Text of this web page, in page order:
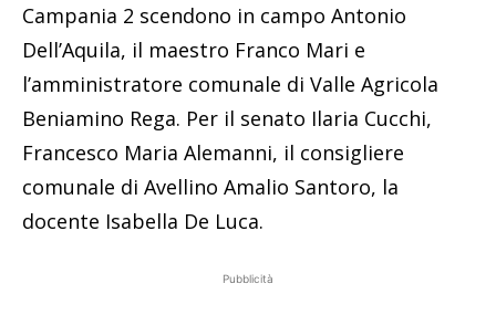
Campania 2 scendono in campo Antonio
Dell’Aquila, il maestro Franco Mari e
l’amministratore comunale di Valle Agricola
Beniamino Rega. Per il senato Ilaria Cucchi,
Francesco Maria Alemanni, il consigliere
comunale di Avellino Amalio Santoro, la
docente Isabella De Luca.
Pubblicità